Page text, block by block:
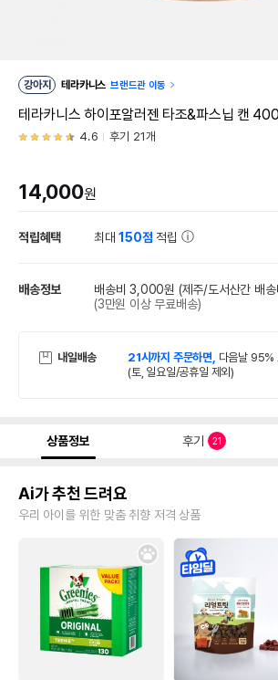
강아지 테라카니스 브랜드관 이동
테라카니스 하이포알러젠 타조&파스닙 캔
4.6 후기 21개
14,000원
적립혜택 최대150점 적립
배송정보 배송비 3,000원 (제주/도서산간 배
(3만원 이상 무료배송)
내일배송 21시까지 주문하면, 다음날 95%
(토, 일요일/공휴일 제외)
상품정보 후기 21
Ai가 추천 드려요
우리 아이를 위한 맞춤 취향 저격 상품